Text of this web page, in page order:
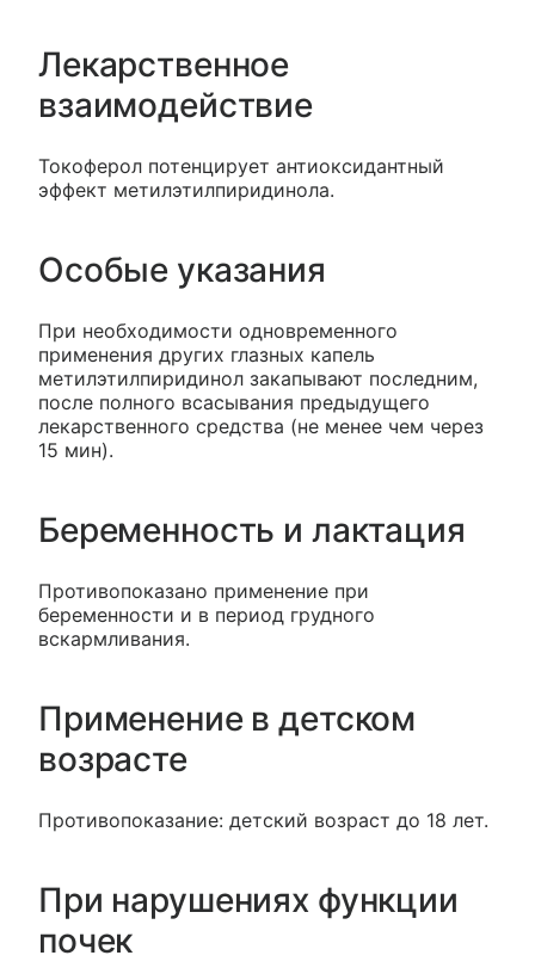
Лекарственное
взаимодействие
Токоферол потенцирует антиоксидантный
эффект метилэтилпиридинола.
Особые указания
При необходимости одновременного
применения других глазных капель
метилэтилпиридинол закапывают последним,
после полного всасывания предыдущего
лекарственного средства (не менее чем через
15 мин).
Беременность и лактация
Противопоказано применение при
беременности и в период грудного
вскармливания.
Применение в детском
возрасте
Противопоказание: детский возраст до 18 лет.
При нарушениях функции
почек